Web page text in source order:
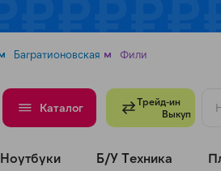
Багратионовская Фили
Каталог
Трейд-ин
Выкуп
Ноутбуки Б/У Техника